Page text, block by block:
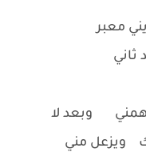
معبر
ثاني
وبعد لا
ويزعل مني